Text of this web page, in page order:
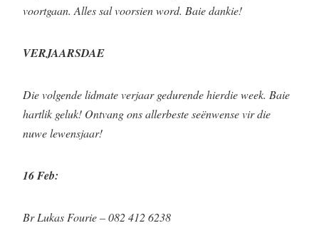
voortgaan. Alles sal voorsien word. Baie dankie!
VERJAARSDAE
Die volgende lidmate verjaar gedurende hierdie week. Baie
hartlik geluk! Ontvang ons allerbeste seënwense vir die
nuwe lewensjaar!
16 Feb:
Br Lukas Fourie – 082 412 6238